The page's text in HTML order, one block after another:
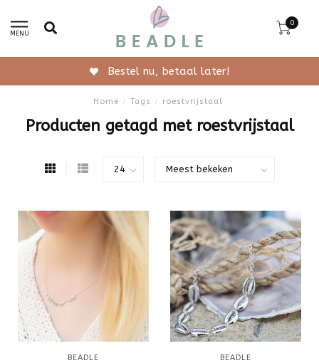
MENU
0
Gratis verzending vanaf 50,-
Home / Tags / roestvrijstaal
Producten getagd met roestvrijstaal
BEADLE BEADLE